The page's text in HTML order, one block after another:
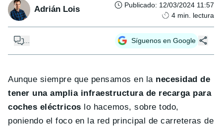
Adrián Lois Publicado: 12/03/2024 11:57
4 min. lectura
Síguenos en Google
Aunque siempre que pensamos en la necesidad de
tener una amplia infraestructura de recarga para
coches eléctricos lo hacemos, sobre todo,
poniendo el foco en la red principal de carreteras de